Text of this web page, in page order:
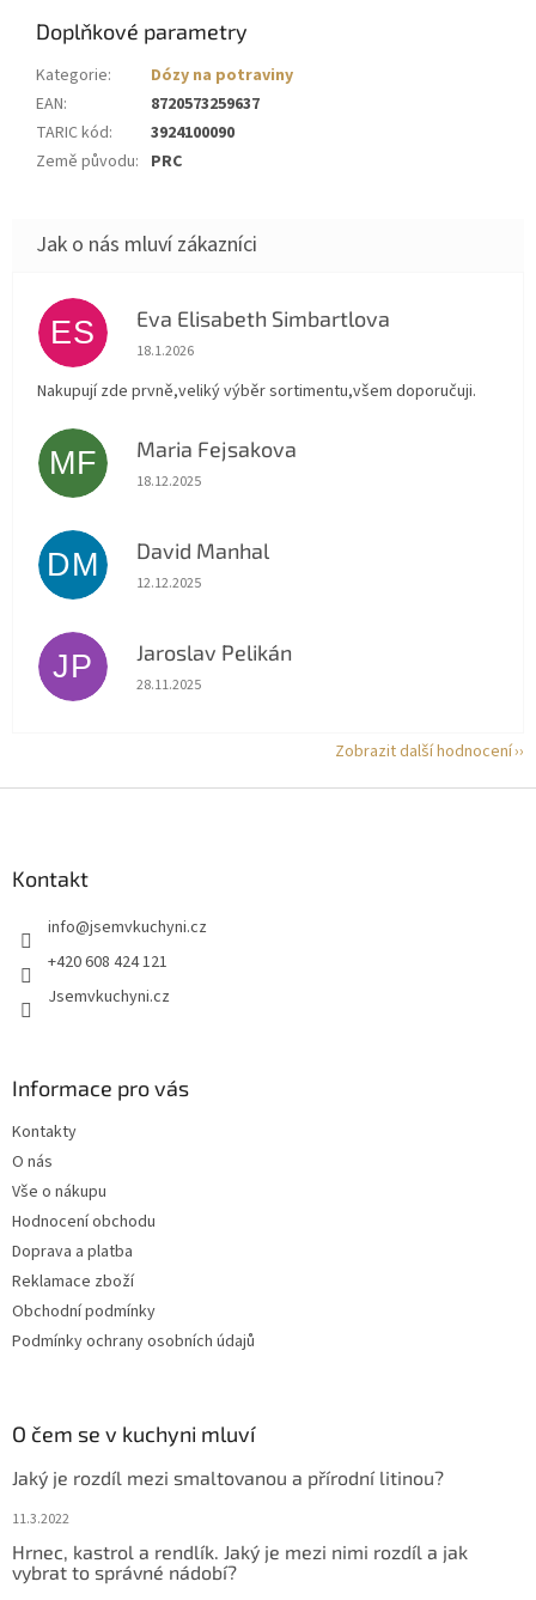
Doplňkové parametry
Kategorie:
Dózy na potraviny
EAN:
8720573259637
TARIC kód:
3924100090
Země původu: PRC
ES Eva Elisabeth Simbartlova
Hodnocení obchodu je 5 z 5 hvězdiček.
18.1.2026
Nakupují zde prvně,veliký výběr sortimentu,všem doporučuji.
MF Maria Fejsakova
Hodnocení obchodu je 5 z 5 hvězdiček.
18.12.2025
DM David Manhal
Hodnocení obchodu je 5 z 5 hvězdiček.
12.12.2025
JP Jaroslav Pelikán
Hodnocení obchodu je 5 z 5 hvězdiček.
28.11.2025
Zobrazit další hodnocení
Kontakt
info@jsemvkuchyni.cz
+420 608 424 121
Jsemvkuchyni.cz
Informace pro vás
Kontakty
O nás
Vše o nákupu
Hodnocení obchodu
Doprava a platba
Reklamace zboží
Obchodní podmínky
Podmínky ochrany osobních údajů
O čem se v kuchyni mluví
Jaký je rozdíl mezi smaltovanou a přírodní litinou?
11.3.2022
Hrnec, kastrol a rendlík. Jaký je mezi nimi rozdíl a jak
vybrat to správné nádobí?